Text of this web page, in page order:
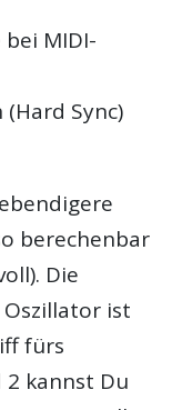
bei MIDI-
Sync)
berechenbar
Die
ist
fürs
2 kannst Du